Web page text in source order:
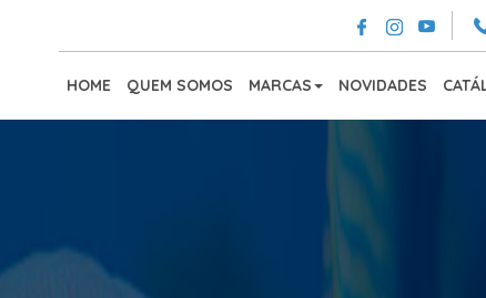
HOME QUEM SOMOS MARCAS NOVIDADES